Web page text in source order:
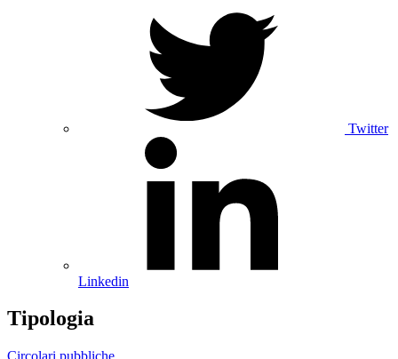
Twitter
Linkedin
Tipologia